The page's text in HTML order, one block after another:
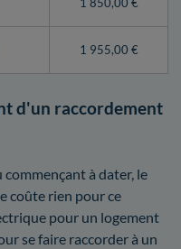
1 955,00 €
d'un raccordement
à dater, le
coûte rien pour ce
pour un logement
se faire raccorder à un